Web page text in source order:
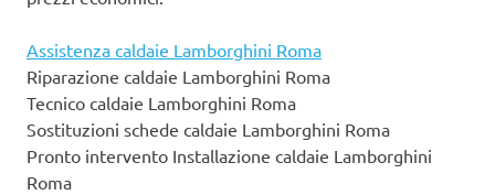
Assistenza caldaie Lamborghini Roma
Riparazione caldaie Lamborghini Roma
Tecnico caldaie Lamborghini Roma
Sostituzioni schede caldaie Lamborghini Roma
Pronto intervento Installazione caldaie Lamborghini
Roma